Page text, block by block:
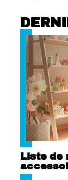
Liste de